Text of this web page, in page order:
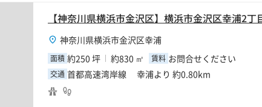
神奈川県横浜市金沢区幸浦
面積 約250 坪 約830 ㎡ 賃料 お問合せください
交通 首都高速湾岸線 幸浦より 約0.80km